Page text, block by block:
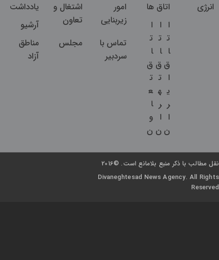
انرژی
اتاق ها
ا
ت
ا
ق
ا
ی
ر
ا
ن
ا
ت
ا
ق
ت
ه
ر
ا
ن
ا
ت
ا
ق
ت
ع
ا
و
ن
امور
زیربنایی
اشتغال و
تعاون
یادداشت
آرشیو
تماس با
سردبیر
مجلس
مناطق
آزاد
نقل مطالب با ذکر منبع بلامانع است. ©2016
Divaneghtesad News Agency. All Rights
Reserved